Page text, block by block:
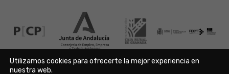
Utilizamos cookies para ofrecerte la mejor experiencia en
nuestra web.